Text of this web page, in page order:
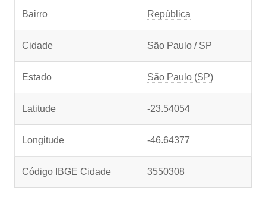
Bairro República
Cidade São Paulo / SP
Estado São Paulo (SP)
Latitude -23.54054
Longitude -46.64377
Código IBGE Cidade 3550308